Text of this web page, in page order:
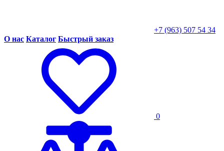
+7 (963) 507 54 34
О нас Каталог Быстрый заказ
0